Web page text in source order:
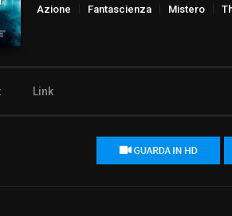
Azione Fantascienza Mistero
Link